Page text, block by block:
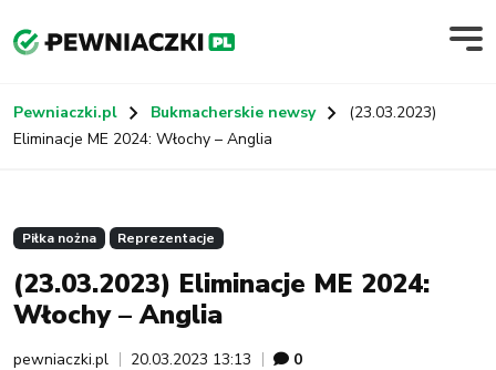
Pewniaczki.pl Bukmacherskie newsy
(23.03.2023)
Eliminacje ME 2024: Włochy – Anglia
Piłka nożna Reprezentacje
(23.03.2023) Eliminacje ME 2024:
Włochy – Anglia
pewniaczki.pl 20.03.2023 13:13 0